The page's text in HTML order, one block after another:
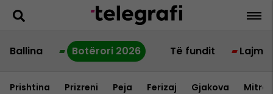
Ballina Botërori 2026 Të fundit Lajme
Prishtina Prizreni Peja Ferizaj Gjakova